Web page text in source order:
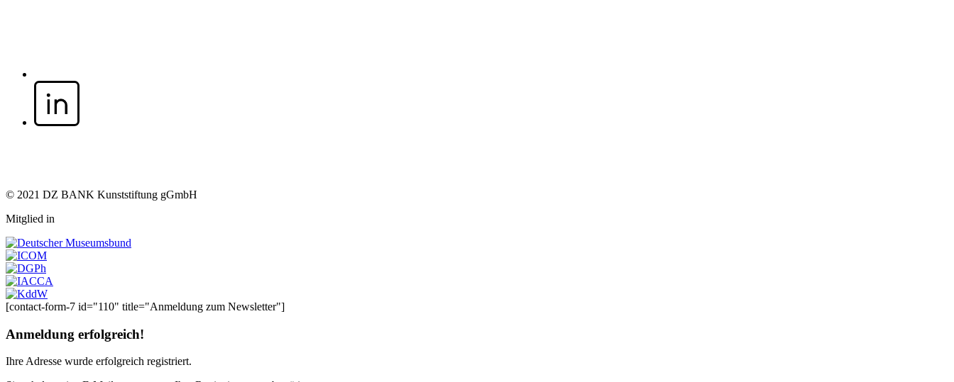
© 2021 DZ BANK Kunststiftung gGmbH
Mitglied in
[contact-form-7 id="110" title="Anmeldung zum Newsletter"]
Anmeldung erfolgreich!
Ihre Adresse wurde erfolgreich registriert.